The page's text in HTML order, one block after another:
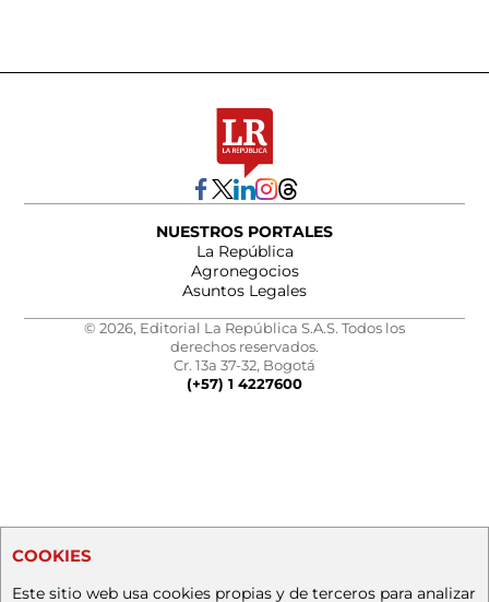
NUESTROS PORTALES
La República
Agronegocios
Asuntos Legales
© 2026, Editorial La República S.A.S. Todos los
derechos reservados.
Cr. 13a 37-32, Bogotá
(+57) 1 4227600
COOKIES
Este sitio web usa cookies propias y de terceros para analizar